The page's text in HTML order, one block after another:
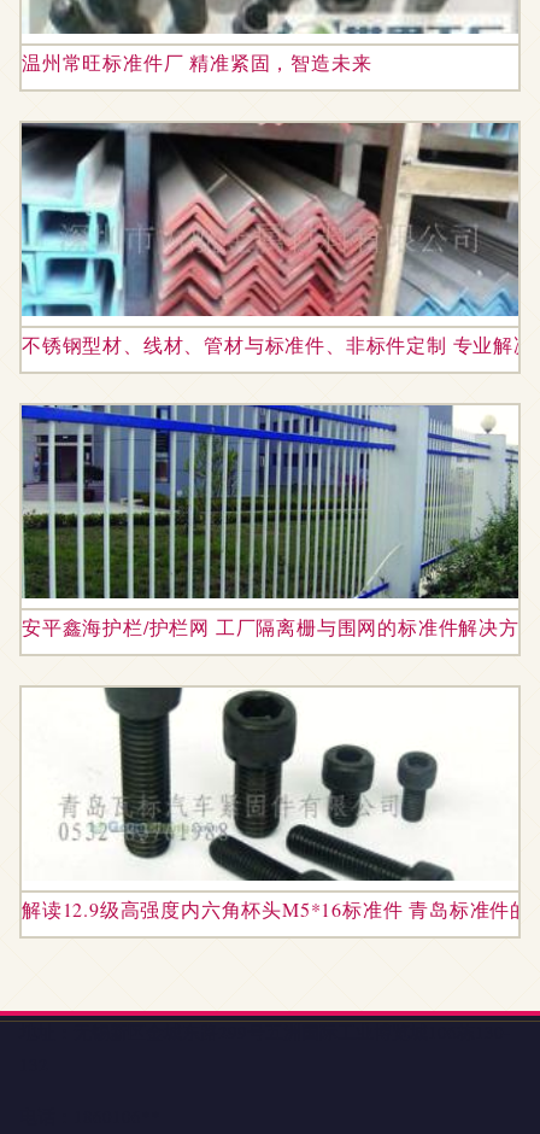
温州常旺标准件厂 精准紧固，智造未来
不锈钢型材、线材、管材与标准件、非标件定制 专业解
安平鑫海护栏/护栏网 工厂隔离栅与围网的标准件解决方案
解读12.9级高强度内六角杯头M5*16标准件 青岛标准件的